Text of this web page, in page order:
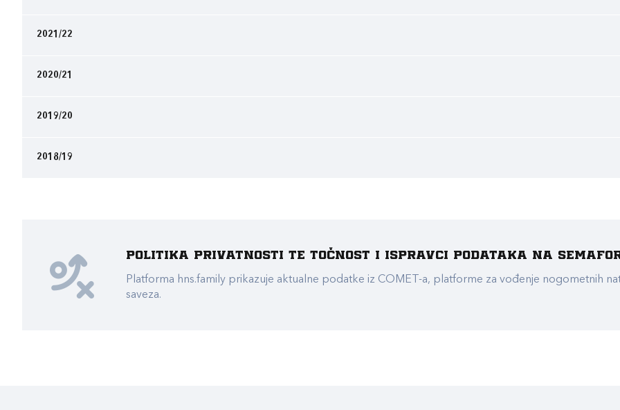
2021/22
2020/21
2019/20
2018/19
Politika privatnosti te točnost i ispravci podataka na
Platforma hns.family prikazuje aktualne podatke iz COMET-a, platforme za vođenje nogometnih
saveza.